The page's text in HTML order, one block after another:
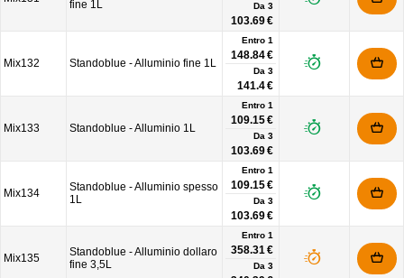
fine 1L
Da 3
103.69 €
Mix132 Standoblue - Alluminio fine 1L
Entro 1
148.84 €
Da 3
141.4 €
Mix133 Standoblue - Alluminio 1L
Entro 1
109.15 €
Da 3
103.69 €
Mix134
Standoblue - Alluminio spesso
1L
Entro 1
109.15 €
Da 3
103.69 €
Mix135
Standoblue - Alluminio dollaro
fine 3,5L
Entro 1
358.31 €
Da 3